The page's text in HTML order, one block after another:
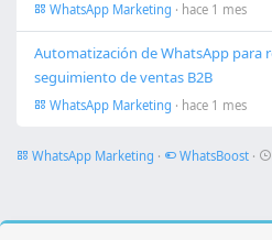
WhatsApp Marketing · hace 1 mes
Automatización de WhatsApp para
seguimiento de ventas B2B
WhatsApp Marketing · hace 1 mes
WhatsApp Marketing · WhatsBoost ·